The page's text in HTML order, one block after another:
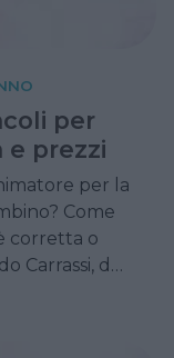
per
e prezzi
per la
Come
corretta o
Carrassi, da